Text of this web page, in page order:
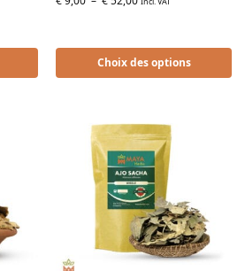
Choix des options